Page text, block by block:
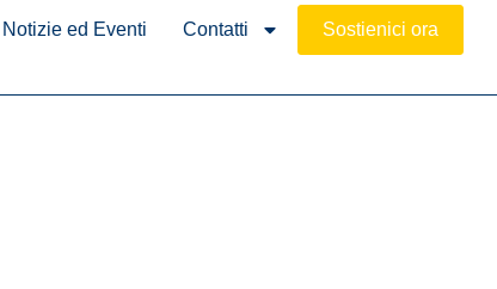
Notizie ed Eventi Contatti Sostienici ora